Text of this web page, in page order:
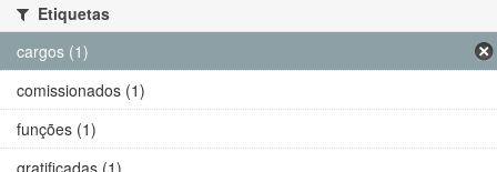
Etiquetas
cargos (1)
comissionados (1)
funções (1)